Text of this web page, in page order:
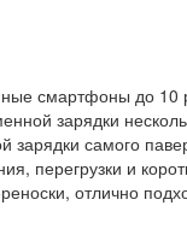
смартфоны до 10
зарядки
зарядки самого
перегрузки и
отлично